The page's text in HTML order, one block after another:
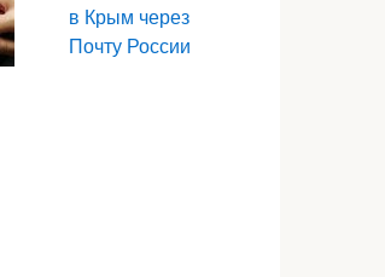
в Крым через
Почту России